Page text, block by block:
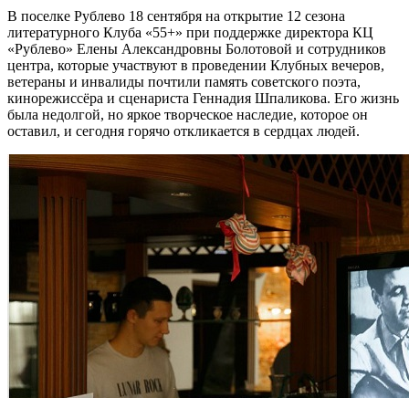
В поселке Рублево 18 сентября на открытие 12 сезона
литературного Клуба «55+» при поддержке директора КЦ
«Рублево» Елены Александровны Болотовой и сотрудников
центра, которые участвуют в проведении Клубных вечеров,
ветераны и инвалиды почтили память советского поэта,
кинорежиссёра и сценариста Геннадия Шпаликова. Его жизнь
была недолгой, но яркое творческое наследие, которое он
оставил, и сегодня горячо откликается в сердцах людей.